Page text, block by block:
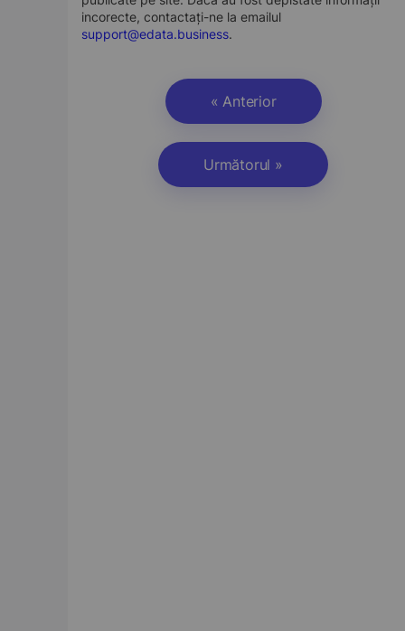
incorecte, contactați-ne la emailul
support@edata.business.
« Anterior
Următorul »